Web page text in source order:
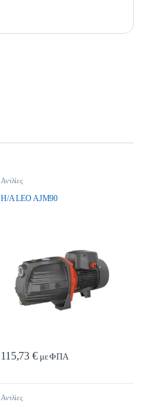
Αντλίες
H/A LEO AJM90
115,73€με ΦΠΑ
Αντλίες